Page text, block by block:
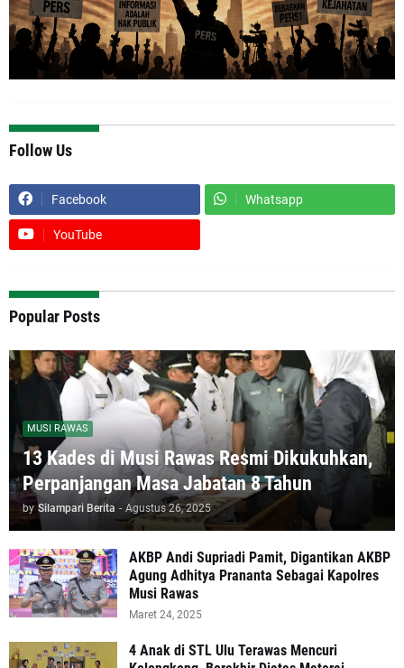
Follow Us
Facebook Whatsapp
YouTube
Popular Posts
MUSI RAWAS
13 Kades di Musi Rawas Resmi Dikukuhkan,
Perpanjangan Masa Jabatan 8 Tahun
by Silampari Berita - Agustus 26, 2025
AKBP Andi Supriadi Pamit, Digantikan AKBP
Agung Adhitya Prananta Sebagai Kapolres
Musi Rawas
Maret 24, 2025
4 Anak di STL Ulu Terawas Mencuri